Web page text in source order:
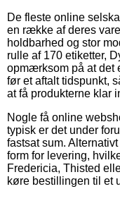
De fleste online
en række af deres
holdbarhed og stor
rulle af 170 etiketter,
opmærksom på at det
før et aftalt tidspunkt,
at få produkterne klar
Nogle få online
typisk er det under
fastsat sum.
form for levering,
Fredericia, Thisted
køre bestillingen til et